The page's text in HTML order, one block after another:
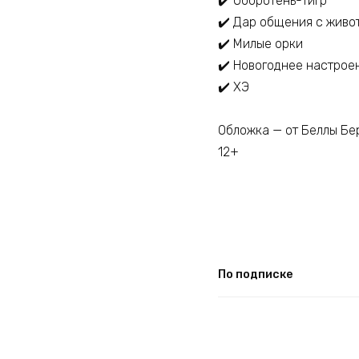
✔️ Дар общения с
✔️ Милые орки
✔️ Новогоднее
✔️ ХЭ
Обложка — от Беллы
12+
По подписке